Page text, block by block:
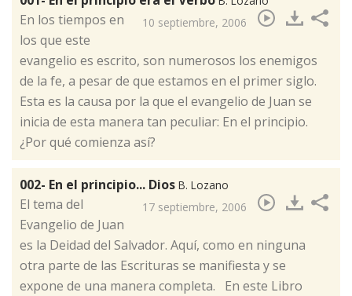
10 septiembre, 2006
​En los tiempos en
los que este
evangelio es escrito, son numerosos los enemigos
de la fe, a pesar de que estamos en el primer siglo.
Esta es la causa por la que el evangelio de Juan se
inicia de esta manera tan peculiar: En el principio.
¿Por qué comienza así?
002- En el principio... Dios B. Lozano
17 septiembre, 2006
​El tema del
Evangelio de Juan
es la Deidad del Salvador. Aquí, como en ninguna
otra parte de las Escrituras se manifiesta y se
expone de una manera completa. En este Libro